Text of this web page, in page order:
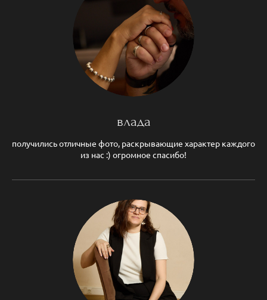
влада
получились отличные фото, раскрывающие характер каждого
из нас :) огромное спасибо!